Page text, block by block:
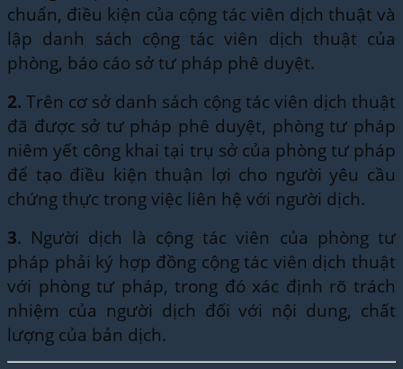
chuẩn, điều kiện của cộng tác viên dịch thuật và
lập danh sách cộng tác viên dịch thuật của
phòng, báo cáo sở tư pháp phê duyệt.
2. Trên cơ sở danh sách cộng tác viên dịch thuật
đã được sở tư pháp phê duyệt, phòng tư pháp
niêm yết công khai tại trụ sở của phòng tư pháp
để tạo điều kiện thuận lợi cho người yêu cầu
chứng thực trong việc liên hệ với người dịch.
3. Người dịch là cộng tác viên của phòng tư
pháp phải ký hợp đồng cộng tác viên dịch thuật
với phòng tư pháp, trong đó xác định rõ trách
nhiệm của người dịch đối với nội dung, chất
lượng của bản dịch.